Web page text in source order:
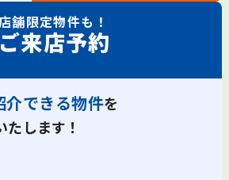
店舗限定物件も！
ご来店予約
介できる物件を
します！